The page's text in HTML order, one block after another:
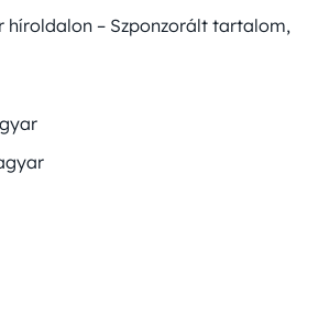
híroldalon – Szponzorált tartalom,